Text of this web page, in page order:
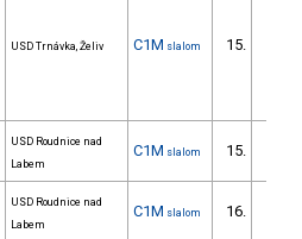
USD Trnávka, Želiv C1M slalom 15.
USD Roudnice nad
Labem
C1M slalom 15.
USD Roudnice nad
Labem
C1M slalom 16.